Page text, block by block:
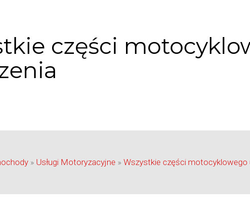
części
» Usługi Motoryzacyjne » Wszystkie części motocyklowego